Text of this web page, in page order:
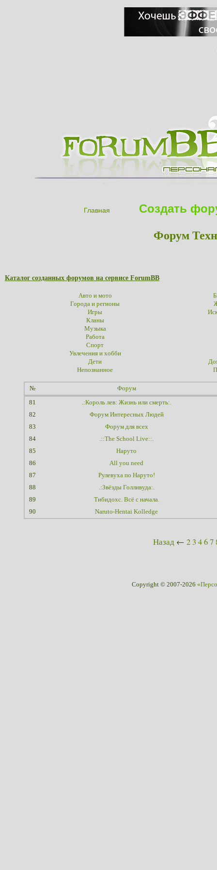
Главная Создать
Форум
Каталог созданных форумов на сервисе ForumBB
Авто и мото
Города и регионы
Игры
Кланы
Музыка
Работа
Спорт
Увлечения и хобби
Дети
Непознанное
№ Форум
81
.:Король лев: Жизнь или смерть:.
82
Форум Интересных Людей
83
Форум для всех
84
.::The School Live::.
85
Наруто
86
All you need
87
Рулевуха по Наруто!
88
.:Звёзды Голливуда:.
89
Тибидохс. Всё с начала.
90
Naruto-Hentai Kolledge
Назад ← 2 3 467
Copyright © 2007-2026